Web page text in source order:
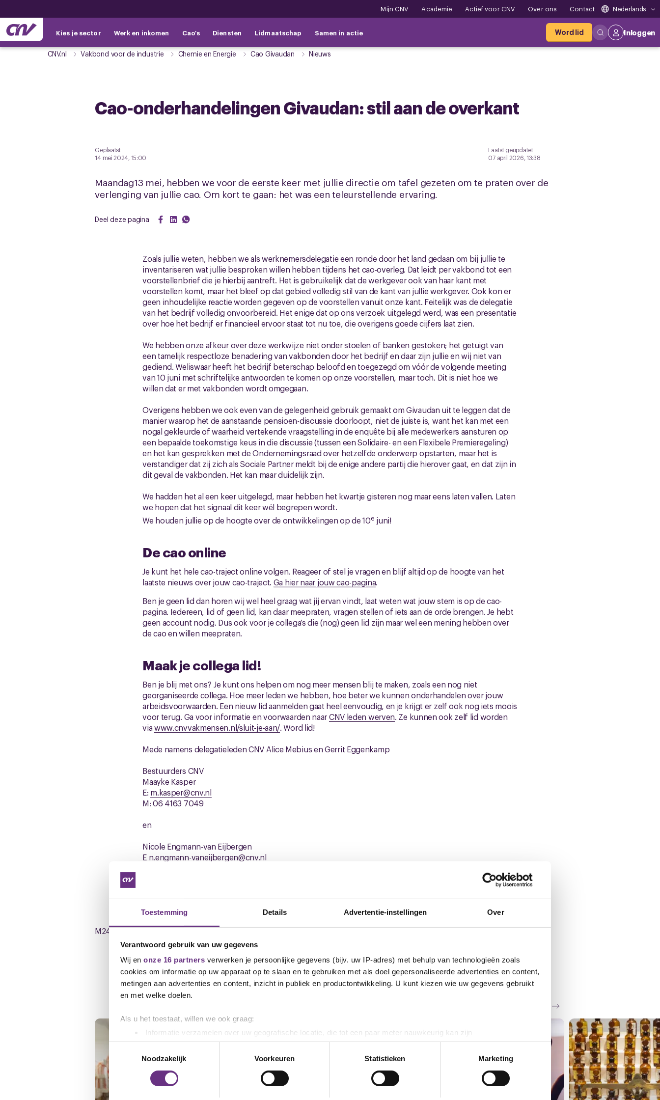
Toestemming Details Advertentie-instellingen Over
Verantwoord gebruik van uw gegevens
Wij en onze 16 partners verwerken je persoonlijke gegevens (bijv. uw IP-adres) met behulp van technologieën zoals
cookies om informatie op uw apparaat op te slaan en te gebruiken met als doel gepersonaliseerde advertenties en content,
metingen aan advertenties en content, inzicht in publiek en productontwikkeling. U kunt kiezen wie uw gegevens gebruikt
en met welke doelen.
Als u het toestaat, willen we ook graag:
Informatie verzamelen over uw geografische locatie, die tot een paar meter nauwkeurig kan zijn
Uw apparaat identificeren door het actief te scannen op specifieke eigenschappen (fingerprinting)
Lees meer over hoe uw persoonlijke gegevens worden verwerkt en stel uw voorkeuren in het
detailgedeeltein. U kunt uw
toestemming op elk moment wijzigen of intrekken in de Cookieverklaring.
Noodzakelijk
Voorkeuren Statistieken Marketing
Mijn CNV Academie Actief voor CNV Over ons Contact Nederlands
Kies je sector Werk en inkomen Cao's Diensten Lidmaatschap Samen in actie Word lid Inloggen
CNV.nl Vakbond voor de industrie Chemie en Energie Cao Givaudan Nieuws
Cao-onderhandelingen Givaudan: stil aan de overkant
Geplaatst
14 mei 2024, 15:00
Laatst geüpdatet
07 april 2026, 13:38
Maandag13 mei, hebben we voor de eerste keer met jullie directie om tafel gezeten om te praten over de
verlenging van jullie cao. Om kort te gaan: het was een teleurstellende ervaring.
Deel deze pagina
Zoals jullie weten, hebben we als werknemersdelegatie een ronde door het land gedaan om bij jullie te
inventariseren wat jullie besproken willen hebben tijdens het cao-overleg. Dat leidt per vakbond tot een
voorstellenbrief die je hierbij aantreft. Het is gebruikelijk dat de werkgever ook van haar kant met
voorstellen komt, maar het bleef op dat gebied volledig stil van de kant van jullie werkgever. Ook kon er
geen inhoudelijke reactie worden gegeven op de voorstellen vanuit onze kant. Feitelijk was de delegatie
van het bedrijf volledig onvoorbereid. Het enige dat op ons verzoek uitgelegd werd, was een presentatie
over hoe het bedrijf er financieel ervoor staat tot nu toe, die overigens goede cijfers laat zien.
We hebben onze afkeur over deze werkwijze niet onder stoelen of banken gestoken; het getuigt van
een tamelijk respectloze benadering van vakbonden door het bedrijf en daar zijn jullie en wij niet van
gediend. Weliswaar heeft het bedrijf beterschap beloofd en toegezegd om vóór de volgende meeting
van 10 juni met schriftelijke antwoorden te komen op onze voorstellen, maar toch. Dit is niet hoe we
willen dat er met vakbonden wordt omgegaan.
Overigens hebben we ook even van de gelegenheid gebruik gemaakt om Givaudan uit te leggen dat de
manier waarop het de aanstaande pensioen-discussie doorloopt, niet de juiste is, want het kan met een
nogal gekleurde of waarheid vertekende vraagstelling in de enquête bij alle medewerkers aansturen op
een bepaalde toekomstige keus in die discussie (tussen een Solidaire- en een Flexibele Premieregeling)
en het kan gesprekken met de Ondernemingsraad over hetzelfde onderwerp opstarten, maar het is
verstandiger dat zij zich als Sociale Partner meldt bij de enige andere partij die hierover gaat, en dat zijn in
dit geval de vakbonden. Het kan maar duidelijk zijn.
We hadden het al een keer uitgelegd, maar hebben het kwartje gisteren nog maar eens laten vallen. Laten
we hopen dat het signaal dit keer wél begrepen wordt.
We houden jullie op de hoogte over de ontwikkelingen op de 10e juni!
De cao online
Je kunt het hele cao-traject online volgen. Reageer of stel je vragen en blijf altijd op de hoogte van het
laatste nieuws over jouw cao-traject. Ga hier naar jouw cao-pagina.
Ben je geen lid dan horen wij wel heel graag wat jij ervan vindt, laat weten wat jouw stem is op de cao-
pagina. Iedereen, lid of geen lid, kan daar meepraten, vragen stellen of iets aan de orde brengen. Je hebt
geen account nodig. Dus ook voor je collega’s die (nog) geen lid zijn maar wel een mening hebben over
de cao en willen meepraten.
Maak je collega lid!
Ben je blij met ons? Je kunt ons helpen om nog meer mensen blij te maken, zoals een nog niet
georganiseerde collega. Hoe meer leden we hebben, hoe beter we kunnen onderhandelen over jouw
arbeidsvoorwaarden. Een nieuw lid aanmelden gaat heel eenvoudig, en je krijgt er zelf ook nog iets moois
voor terug. Ga voor informatie en voorwaarden naarCNV leden werven. Ze kunnen ook zelf lid worden
viawww.cnvvakmensen.nl/sluit-je-aan/. Word lid!
Mede namens delegatieleden CNV Alice Mebius en Gerrit Eggenkamp
Bestuurders CNV
Maayke Kasper
E: m.kasper@cnv.nl
M: 06 4163 7049
en
Nicole Engmann-van Eijbergen
E n.engmann-vaneijbergen@cnv.nl
Downloads
M2404_0302_cao-voorstellen__Gidauvan (.pdf)
Gerelateerd nieuws